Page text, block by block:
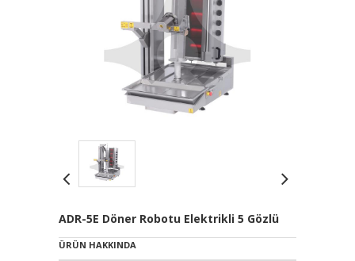
ADR-5E Döner Robotu Elektrikli 5 Gözlü
ÜRÜN HAKKINDA